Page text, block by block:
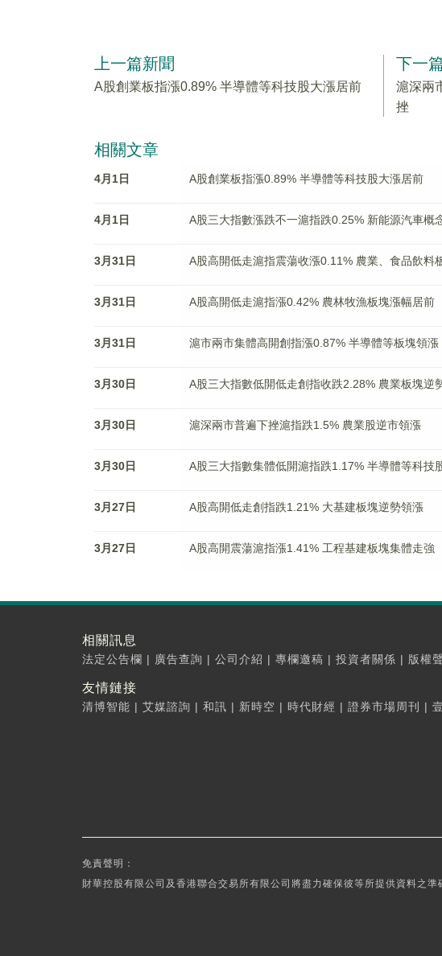
上一篇新聞
A股創業板指漲0.89% 半導體等科技股大漲居前
下一
滬深兩
挫
相關文章
4月1日 A股創業板指漲0.89% 半導體等科技股大漲居前
4月1日 A股三大指數漲跌不一滬指跌0.25% 新能源汽車概
3月31日 A股高開低走滬指震蕩收漲0.11% 農業、食品飲料
3月31日 A股高開低走滬指漲0.42% 農林牧漁板塊漲幅居前
3月31日 滬市兩市集體高開創指漲0.87% 半導體等板塊領漲
3月30日 A股三大指數低開低走創指收跌2.28% 農業板塊逆
3月30日 滬深兩市普遍下挫滬指跌1.5% 農業股逆市領漲
3月30日 A股三大指數集體低開滬指跌1.17% 半導體等科技
3月27日 A股高開低走創指跌1.21% 大基建板塊逆勢領漲
3月27日 A股高開震蕩滬指漲1.41% 工程基建板塊集體走強
相關訊息
法定公告欄 | 廣告查詢 | 公司介紹 | 專欄邀稿 | 投資者關係 | 版權
友情鏈接
清博智能 | 艾媒諮詢 | 和訊 | 新時空 | 時代財經 | 證券市場周刊 |
免責聲明：
財華控股有限公司及香港聯合交易所有限公司將盡力確保彼等所提供資料之